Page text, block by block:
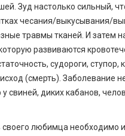
Зуд настолько сильный,
чесания/выкусывания/
травмы тканей. И затем
развиваются
судороги, ступор,
(смерть). Заболевание
свиней, диких кабанов,
своего любимца необходимо